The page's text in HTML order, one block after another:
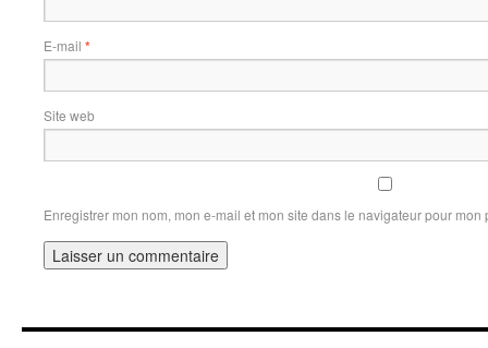
E-mail *
Site web
Enregistrer mon nom, mon e-mail et mon site dans le navigateur pour